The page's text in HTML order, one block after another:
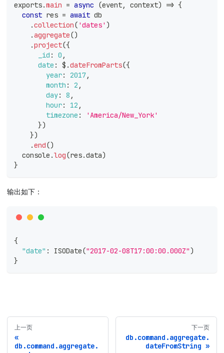
exports.main = async (event, context) => {
const res = await db
.collection( 'dates' )
.aggregate()
.project({
_id : 0 ,
date : $ .dateFromParts({
year: 2017,
month : 2 ,
day: 8 ,
hour: 12 ,
timezone :
'America/New_York'
})
})
.end()
console .log(res.data)
}
输出如下：
{
"date" : ISODate("2017-02-08T17:00:00.000Z" )
}
上一页
db.command.aggregate.
下一页
db.command.aggregate.
dateFromString